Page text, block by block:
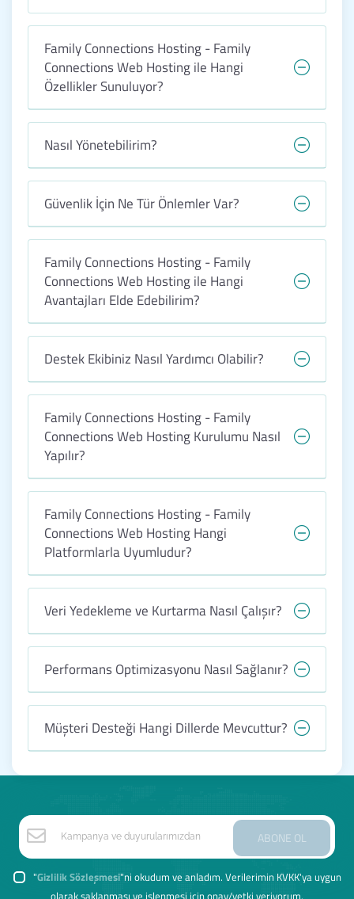
Family Connections Hosting - Family
Connections Web Hosting ile Hangi
Özellikler Sunuluyor?
Nasıl Yönetebilirim?
Güvenlik İçin Ne Tür Önlemler Var?
Family Connections Hosting - Family
Connections Web Hosting ile Hangi
Avantajları Elde Edebilirim?
Destek Ekibiniz Nasıl Yardımcı Olabilir?
Family Connections Hosting - Family
Connections Web Hosting Kurulumu Nasıl
Yapılır?
Family Connections Hosting - Family
Connections Web Hosting Hangi
Platformlarla Uyumludur?
Veri Yedekleme ve Kurtarma Nasıl Çalışır?
Performans Optimizasyonu Nasıl Sağlanır?
Müşteri Desteği Hangi Dillerde Mevcuttur?
ABONE OL
"Gizlilik Sözleşmesi"ni okudum ve anladım. Verilerimin KVKK'ya uygun
olarak saklanması ve işlenmesi için onay/yetki veriyorum.